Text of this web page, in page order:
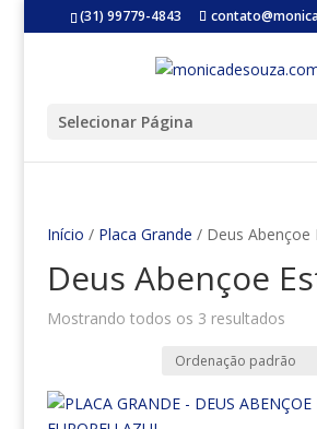
(31) 99779-4843
Selecionar Página
Início / Placa Grande / Deus Abençoe
Deus Abençoe
Mostrando todos os 3 resultados